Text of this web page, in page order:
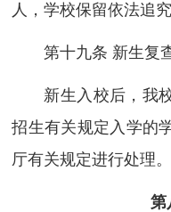
人，学校保留依法追
第十九条 新生复
新生入校后，我
招生有关规定入学的
厅有关规定进行处理。
第